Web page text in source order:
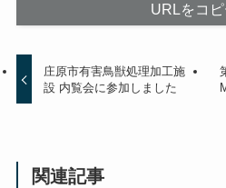
URLをコ
庄原市有害鳥獣処理加工施
設 内覧会に参加しました
関連記事